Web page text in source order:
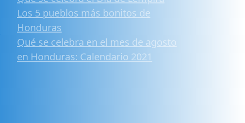
Los 5 pueblos más bonitos de
Honduras
Qué se celebra en el mes de agosto
en Honduras: Calendario 2021